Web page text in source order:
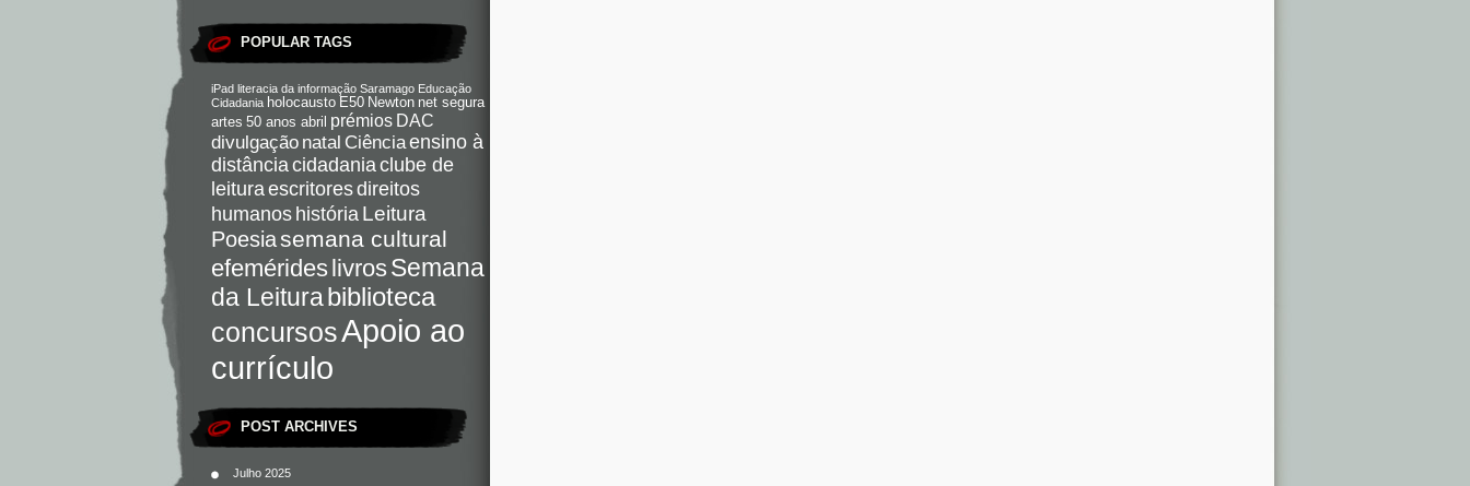
POPULAR TAGS
iPad literacia da informação Saramago Educação
Cidadania holocausto E50 Newton net segura
artes 50 anos abril prémios DAC
divulgação natal Ciênciaensino à
distânciacidadaniaclube de
leituraescritoresdireitos
humanoshistória Leitura
Poesiasemana cultural
efemérideslivrosSemana
da Leiturabiblioteca
concursosApoio ao
currículo
POST ARCHIVES
Julho 2025